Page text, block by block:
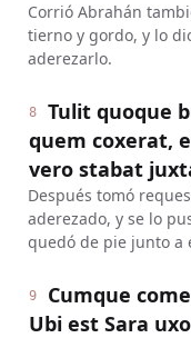
Corrió Abrahán
tierno y gordo, y lo
aderezarlo.
8
Tulit quoque
quem coxerat,
vero stabat
Después tomó
aderezado, y se lo
quedó de pie junto a
9
Cumque
Ubi est Sara